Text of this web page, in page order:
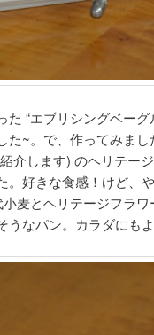
“エブリシングベー
た~。で、作ってみまし
介します) のヘリテー
。好きな食感！けど、
麦とヘリテージフラ
なパン。カラダにもよ